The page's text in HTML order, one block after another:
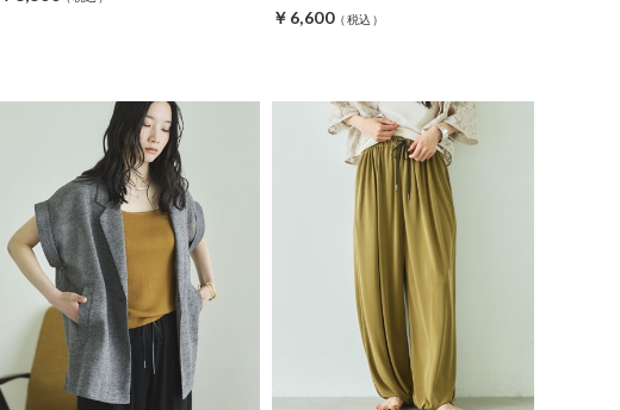
￥6,600